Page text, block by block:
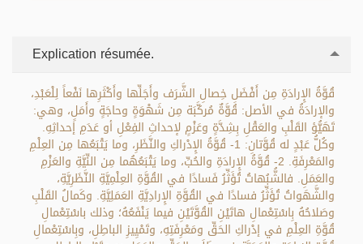
Explication résumée.
قُوَّةُ الإِرادَةِ مِن أَفْضَلِ خِصالِ الشَّرَف وأَجَلِّها وأَكْثَرِها نَفْعاً لِلْعَبْدِ،
والإرادَةُ في الأصل: قُوَّةٌ مُركَّبَة مِن شَهْوَةٍ وحاجَةٍ وأَمَلٍ، وهي:
تَهَيُّؤ القَلْبِ والعَقْلِ بِشِدَّةٍ وعَزْمٍ لإحداثِ الفِعْلِ أو عَدَمِ إحداثِهِ.
وكُلُّ عَبْدٍ له قُوَّتانِ: 1- قُوَّةُ الإِدْراكِ والنَّظَرِ، وما يَتْبَعُها مِن العِلْمِ
والمَعْرِفَةِ. 2- قُوَّةُ الإِرادَةِ والحُبِّ، وما يَتْبَعُهُما مِن النِّيَّةِ والعَزْمِ
والعَمَلِ. فالشُّبُهاتُ تُؤَثِّرُ فَسادًا في القُوَّةِ العِلْمِيَّةِ النَّظَرِيَّةِ،
والشَّهَواتُ تُؤَثِّرُ فسادًا في القُوَّةِ الإِرادِيَّةِ العَمَلِيَّةِ. وكَمالُ القَلْبِ
وصَلاحُهُ بِاسْتِعْمالِ هاتَيْنِ القُوَّتَيْنِ فيما يَنْفَعُهُ؛ وذلك باسْتِعْمالِ
قُوَّةِ العِلْمِ في إدْراكِ الحَقِّ ومَعْرِفَتِهِ، وتَمْيِيزِ الباطِلِ، وبِاسْتِعْمالِ